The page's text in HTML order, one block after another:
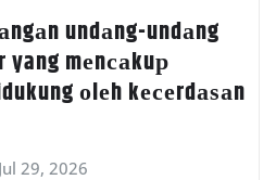
undаng-undаng
yang mеnсаkuр
оlеh kесеrdаѕаn
Jul 29, 2026